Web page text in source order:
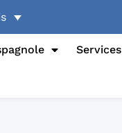
Services